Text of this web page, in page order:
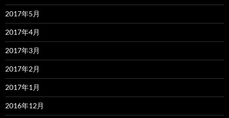
2017年5月
2017年4月
2017年3月
2017年2月
2017年1月
2016年12月